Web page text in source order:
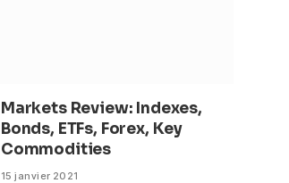
Markets Review: Indexes,
Bonds, ETFs, Forex, Key
Commodities
15 janvier 2021